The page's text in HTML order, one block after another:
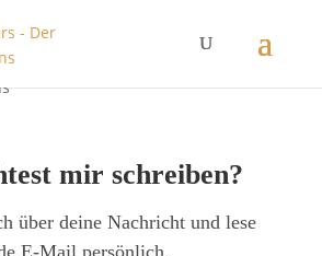
mir schreiben?
über deine Nachricht und lese
E-Mail persönlich.